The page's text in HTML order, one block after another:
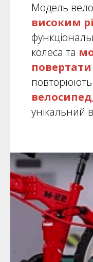
Модель
високим
колеса та
повторюють
велосипед
унікальний